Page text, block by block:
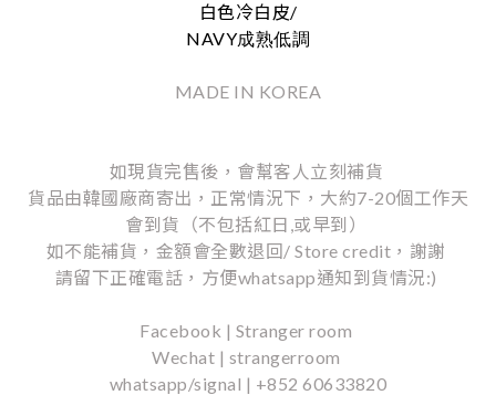
白色冷白皮/
NAVY成熟低調
MADE IN KOREA
如現貨完售後，會幫客人立刻補貨
貨品由韓國廠商寄出，正常情況下，大約7-20個工作天
會到貨（不包括紅日,或早到）
如不能補貨，金額會全數退回/ Store credit，謝謝
請留下正確電話，方便whatsapp通知到貨情況:)
Facebook | Stranger room
Wechat | strangerroom
whatsapp/signal | +852 60633820